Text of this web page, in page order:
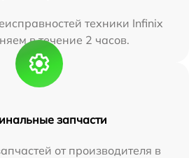
техники Infinix
в течение 2 часов.
запчасти
от производителя в